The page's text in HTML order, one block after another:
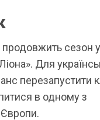
сезон у
Для
перезапустити
в одному з
Європи.